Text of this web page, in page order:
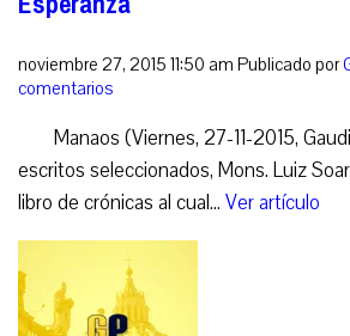
noviembre 27, 2015 11:50 am Publicado por
comentarios
Manaos (Viernes, 27-11-2015,
escritos seleccionados, Mons. Luiz
libro de crónicas al cual... Ver artículo